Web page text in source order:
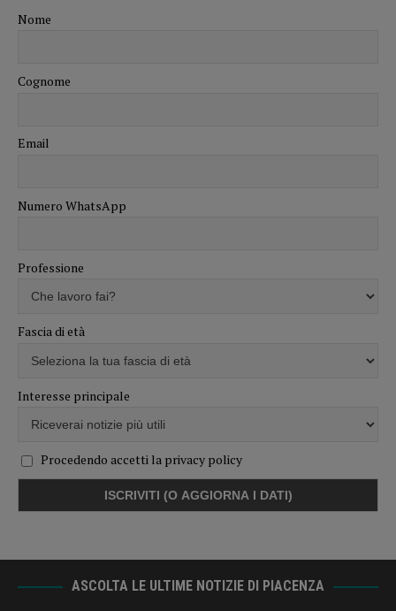
Nome
Cognome
Email
Numero WhatsApp
Professione
Fascia di età
Interesse principale
Procedendo accetti la privacy policy
ASCOLTA LE ULTIME NOTIZIE DI PIACENZA